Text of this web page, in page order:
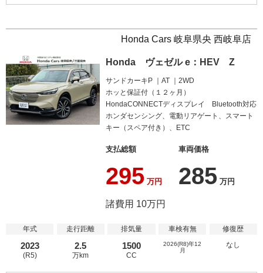
Honda Cars 岐阜県央 西岐阜店
Honda ヴェゼル e：HEV Z
サンドカーキP AT
2WD
ホッと保証付（１２ヶ月）
HondaCONNECTディスプレイ Bluetooth対応
ホンダセンシング、電動リアゲート、スマート
キー（スペア付き）、ETC
支払総額
295 万円
車両価格
285 万円
諸費用 10万円
年式
2023
(R5)
走行距離
2.5
万km
排気量
1500
CC
車検有無
2026(R8)年12
月
修復歴
なし